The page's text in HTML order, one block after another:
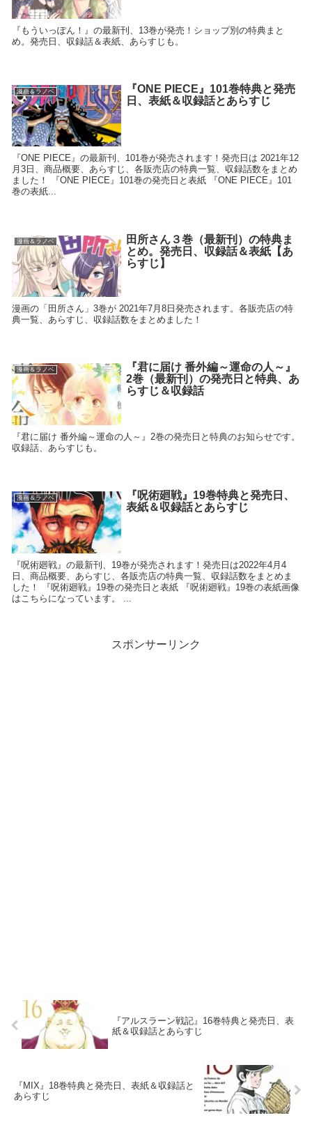
『もういっぽん！』の最新刊、13巻が発売！ショップ別の特典まと
め。発売日、収録話＆表紙、あらすじも。
漫画＆ラノベ
『ONE PIECE』101巻特典と発売
日、表紙＆収録話とあらすじ
『ONE PIECE』の最新刊、101巻が発売されます！発売日は 2021年12
月3日、商品概要、あらすじ、各販売店の特典一覧、収録話数をまとめ
ました！ 『ONE PIECE』101巻の発売日と表紙 『ONE PIECE』101
巻の表紙...
漫画＆ラノベ
田所さん３巻（最新刊）の特典ま
とめ。発売日、収録話＆表紙【あ
らすじ】
漫画の「田所さん」3巻が 2021年7月8日発売されます。各販売店の特
典一覧、あらすじ、収録話数をまとめました！
漫画＆ラノベ
『君に届け 番外編～運命の人～』
2巻（最新刊）の発売日と特典、あ
らすじ＆収録話
『君に届け 番外編～運命の人～』2巻の発売日と特典のお知らせです。
収録話、あらすじも。
漫画＆ラノベ
『呪術廻戦』19巻特典と発売日、
表紙＆収録話とあらすじ
『呪術廻戦』の最新刊、19巻が発売されます！発売日は2022年4月4
日、商品概要、あらすじ、各販売店の特典一覧、収録話数をまとめま
した！ 『呪術廻戦』19巻の発売日と表紙 『呪術廻戦』19巻の表紙画像
はこちらになっています。 ...
スポンサーリンク
『アルスラーン戦記』16巻特典と発売日、表
紙＆収録話とあらすじ
『MIX』18巻特典と発売日、表紙＆収録話と
あらすじ